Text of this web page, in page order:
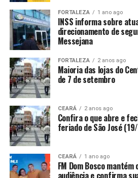
FORTALEZA 1 ano ago
INSS informa sobre
direcionamento de
Messejana
FORTALEZA 2 anos ago
Maioria das lojas do
de 7 de setembro
CEARÁ 2 anos ago
Confira o que abre e
feriado de São José
CEARÁ 1 ano ago
FM Dom Bosco